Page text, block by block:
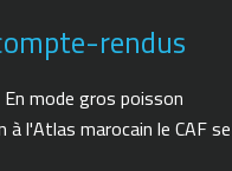
rendus
En mode gros poisson
à l'Atlas marocain le CAF se